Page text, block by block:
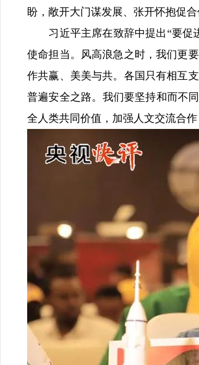
盼，敞开大门谋发展、张开怀抱促
习近平主席在致辞中提出“要促进
使命担当。风高浪急之时，我们更
作共赢、美美与共。各国只有相互
普遍安全之路。我们要坚持和而不
全人类共同价值，加强人文交流合